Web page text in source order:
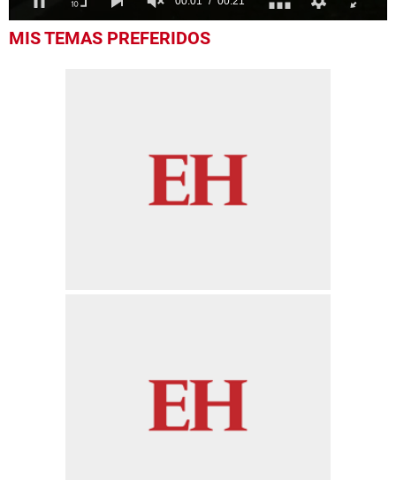
seconds
MIS TEMAS PREFERIDOS